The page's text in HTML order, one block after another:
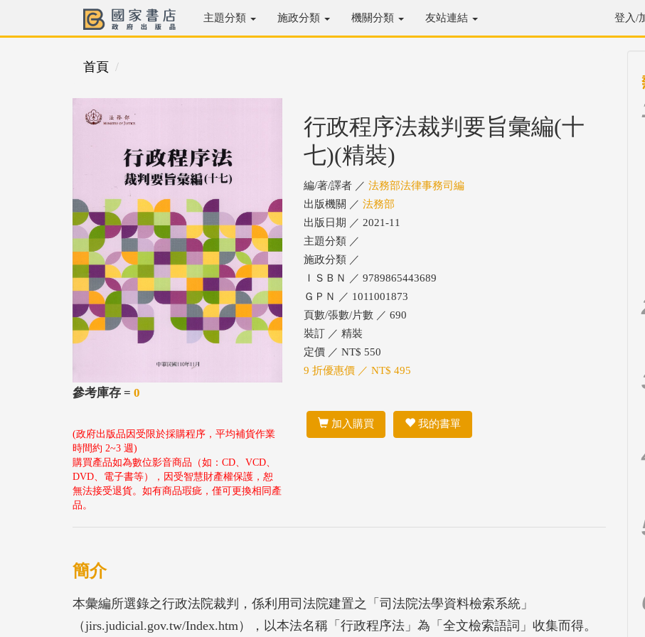
主題分類 施政分類 機關分類 友站連結 登入/
首頁
參考庫存 = 0
(政府出版品因受限於採購程序，平均補貨作業
時間約 2~3 週)
購買產品如為數位影音商品（如：CD、VCD、
DVD、電子書等），因受智慧財產權保護，恕
無法接受退貨。如有商品瑕疵，僅可更換相同產
品。
行政程序法裁判要旨彙編(十
七)(精裝)
編/著/譯者 ／ 法務部法律事務司編
出版機關 ／ 法務部
出版日期 ／ 2021-11
主題分類 ／
施政分類 ／
ＩＳＢＮ ／ 9789865443689
ＧＰＮ ／ 1011001873
頁數/張數/片數 ／ 690
裝訂 ／ 精裝
定價 ／ NT$ 550
9 折優惠價 ／ NT$ 495
加入購買 我的書單
簡介
本彙編所選錄之行政法院裁判，係利用司法院建置之「司法院法學資料檢索系統」
（jirs.judicial.gov.tw/Index.htm），以本法名稱「行政程序法」為「全文檢索語詞」收集而得。